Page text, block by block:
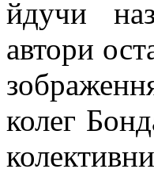
йдучи
автори
колег